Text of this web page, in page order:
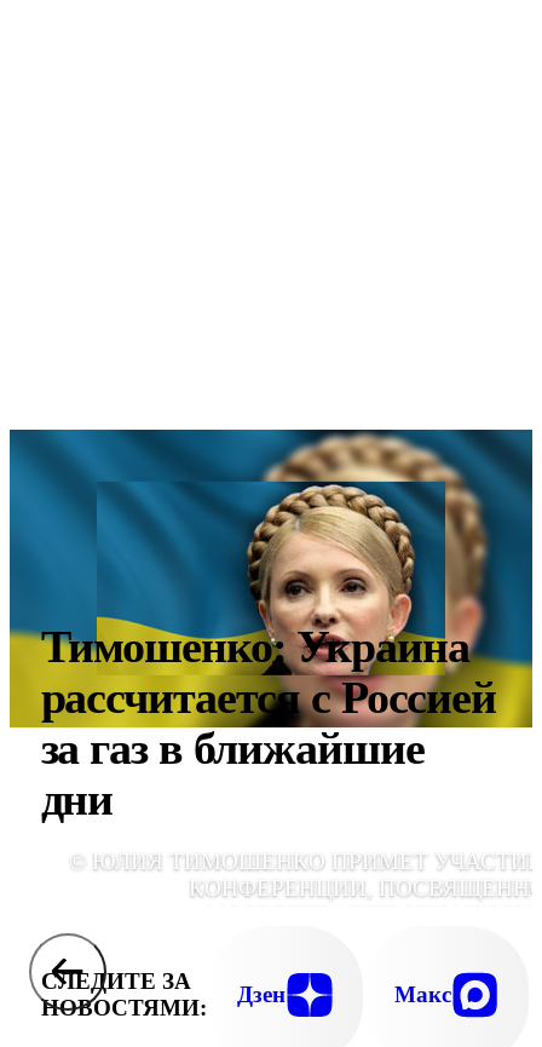
Тимошенко: Украина
рассчитается с Россией
за газ в ближайшие
дни
© ЮЛИЯ ТИМОШЕНКО ПРИМЕТ
КОНФЕРЕНЦИИ,
СЛЕДИТЕ ЗА
НОВОСТЯМИ:
Дзен Макс